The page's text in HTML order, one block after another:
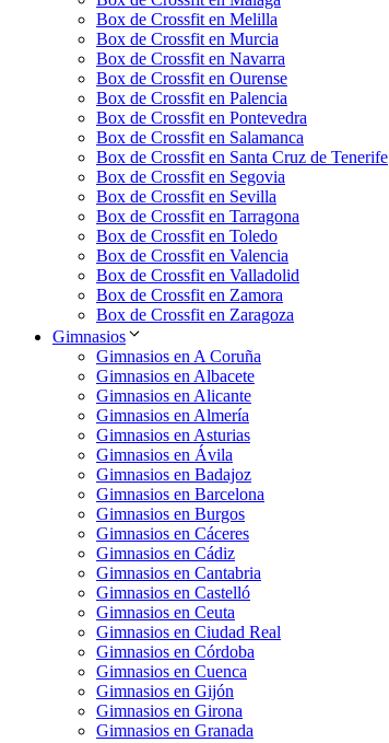
Box de Crossfit en Melilla
Box de Crossfit en Murcia
Box de Crossfit en Navarra
Box de Crossfit en Ourense
Box de Crossfit en Palencia
Box de Crossfit en Pontevedra
Box de Crossfit en Salamanca
Box de Crossfit en Santa Cruz de Tenerife
Box de Crossfit en Segovia
Box de Crossfit en Sevilla
Box de Crossfit en Tarragona
Box de Crossfit en Toledo
Box de Crossfit en Valencia
Box de Crossfit en Valladolid
Box de Crossfit en Zamora
Box de Crossfit en Zaragoza
Gimnasios
Gimnasios en A Coruña
Gimnasios en Albacete
Gimnasios en Alicante
Gimnasios en Almería
Gimnasios en Asturias
Gimnasios en Ávila
Gimnasios en Badajoz
Gimnasios en Barcelona
Gimnasios en Burgos
Gimnasios en Cáceres
Gimnasios en Cádiz
Gimnasios en Cantabria
Gimnasios en Castelló
Gimnasios en Ceuta
Gimnasios en Ciudad Real
Gimnasios en Córdoba
Gimnasios en Cuenca
Gimnasios en Gijón
Gimnasios en Girona
Gimnasios en Granada